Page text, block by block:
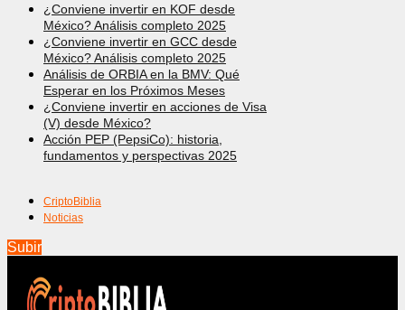
¿Conviene invertir en KOF desde
México? Análisis completo 2025
¿Conviene invertir en GCC desde
México? Análisis completo 2025
Análisis de ORBIA en la BMV: Qué
Esperar en los Próximos Meses
¿Conviene invertir en acciones de Visa
(V) desde México?
Acción PEP (PepsiCo): historia,
fundamentos y perspectivas 2025
CriptoBiblia
Noticias
Subir